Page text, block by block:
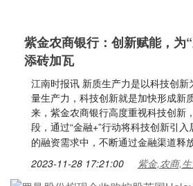
紫金农商银行：创新赋能，为
添砖加瓦
江南时报讯 新质生产力是以科技创
量生产力，科技创新就是加快形成新
来，紫金农商银行高度重视科技创新
段，通过“金融+”行动将科技创新引
的融资需求中，不断通过金融渠道释
2023-11-28 17:21:00 紫金,农商,